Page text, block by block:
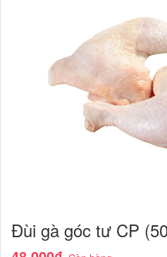
Đùi gà góc tư CP